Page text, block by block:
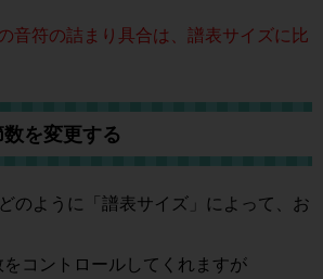
音符の詰まり具合は、譜表サイズに比
を変更する
のように「譜表サイズ」によって、お
コントロールしてくれますが